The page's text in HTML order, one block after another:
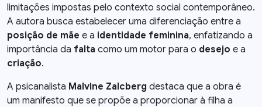
limitações impostas pelo contexto social contemporâneo.
A autora busca estabelecer uma diferenciação entre a
posição de mãe e a identidade feminina, enfatizando a
importância da falta como um motor para o desejo e a
criação.
A psicanalista Malvine Zalcberg destaca que a obra é
um manifesto que se propõe a proporcionar à filha a